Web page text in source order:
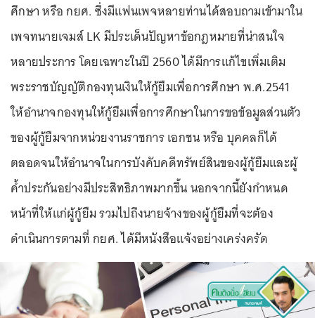
ศึกษา หรือ กยศ. ซึ่งมีแฟนเพจหลายท่านได้สอบถามเข้ามาใน
เพจทนายเจมส์ LK มีประเด็นปัญหาข้อกฎหมายที่น่าสนใจ
หลายประการ โดยเฉพาะในปี 2560 ได้มีการแก้ไขเพิ่มเติม
พระราชบัญญัติกองทุนเงินให้กู้ยืมเพื่อการศึกษา พ.ศ.2541
ให้อำนาจกองทุนให้กู้ยืมเพื่อการศึกษาในการขอข้อมูลส่วนตัว
ของผู้กู้ยืมจากหน่วยงานราชการ เอกชน หรือ บุคคลก็ได้
ตลอดจนให้อำนาจในการบังคับคดีทรัพย์สินของผู้กู้ยืมและผู้
ค้ำประกันอย่างมีประสิทธิภาพมากขึ้น นอกจากนี้ยังกำหนด
หน้าที่ให้แก่ผู้กู้ยืม รวมไปถึงนายจ้างของผู้กู้ยืมที่จะต้อง
ดำเนินการตามที่ กยศ. ได้มีหนังสือแจ้งอย่างเคร่งครัด